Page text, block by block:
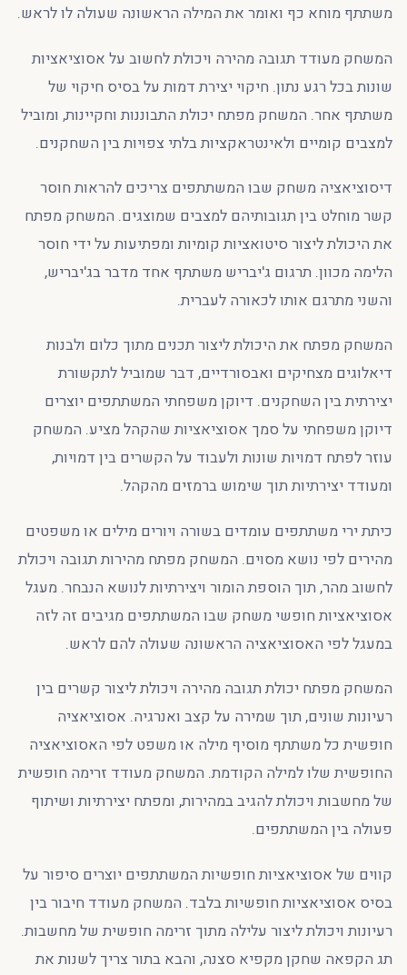
משתתף מוחא כף ואומר את המילה הראשונה שעולה לו לראש.
המשחק מעודד תגובה מהירה ויכולת לחשוב על אסוציאציות
שונות בכל רגע נתון. חיקוי יצירת דמות על בסיס חיקוי של
משתתף אחר. המשחק מפתח יכולת התבוננות וחקיינות, ומוביל
למצבים קומיים ולאינטראקציות בלתי צפויות בין השחקנים.
דיסוציאציה משחק שבו המשתתפים צריכים להראות חוסר
קשר מוחלט בין תגובותיהם למצבים שמוצגים. המשחק מפתח
את היכולת ליצור סיטואציות קומיות ומפתיעות על ידי חוסר
הלימה מכוון. תרגום ג'יבריש משתתף אחד מדבר בג'יבריש,
והשני מתרגם אותו לכאורה לעברית.
המשחק מפתח את היכולת ליצור תכנים מתוך כלום ולבנות
דיאלוגים מצחיקים ואבסורדיים, דבר שמוביל לתקשורת
יצירתית בין השחקנים. דיוקן משפחתי המשתתפים יוצרים
דיוקן משפחתי על סמך אסוציאציות שהקהל מציע. המשחק
עוזר לפתח דמויות שונות ולעבוד על הקשרים בין דמויות,
ומעודד יצירתיות תוך שימוש ברמזים מהקהל.
כיתת ירי משתתפים עומדים בשורה ויורים מילים או משפטים
מהירים לפי נושא מסוים. המשחק מפתח מהירות תגובה ויכולת
לחשוב מהר, תוך הוספת הומור ויצירתיות לנושא הנבחר. מעגל
אסוציאציות חופשי משחק שבו המשתתפים מגיבים זה לזה
במעגל לפי האסוציאציה הראשונה שעולה להם לראש.
המשחק מפתח יכולת תגובה מהירה ויכולת ליצור קשרים בין
רעיונות שונים, תוך שמירה על קצב ואנרגיה. אסוציאציה
חופשית כל משתתף מוסיף מילה או משפט לפי האסוציאציה
החופשית שלו למילה הקודמת. המשחק מעודד זרימה חופשית
של מחשבות ויכולת להגיב במהירות, ומפתח יצירתיות ושיתוף
פעולה בין המשתתפים.
קווים של אסוציאציות חופשיות המשתתפים יוצרים סיפור על
בסיס אסוציאציות חופשיות בלבד. המשחק מעודד חיבור בין
רעיונות ויכולת ליצור עלילה מתוך זרימה חופשית של מחשבות.
תג הקפאה שחקן מקפיא סצנה, והבא בתור צריך לשנות את